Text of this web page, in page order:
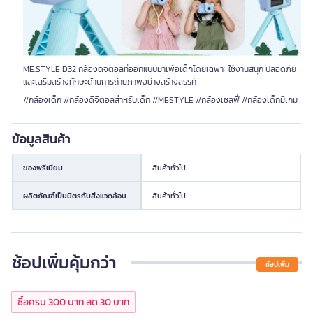
ME.STYLE D32 กล้องดิจิตอลที่ออกแบบมาเพื่อเด็กโดยเฉพาะ ใช้งานสนุก ปลอดภัย
และเสริมสร้างทักษะด้านการถ่ายภาพอย่างสร้างสรรค์
#กล้องเด็ก #กล้องดิจิตอลสำหรับเด็ก #MESTYLE #กล้องเซลฟี่ #กล้องเด็กมีเกม
ข้อมูลสินค้า
ของพรีเมียม สินค้าทั่วไป
ผลิตภัณฑ์เป็นมิตรกับสิ่งแวดล้อม สินค้าทั่วไป
ช้อปเพิ่มคุ้มกว่า ช้อปเพิ่ม
ซื้อครบ 300 บาท ลด 30 บาท